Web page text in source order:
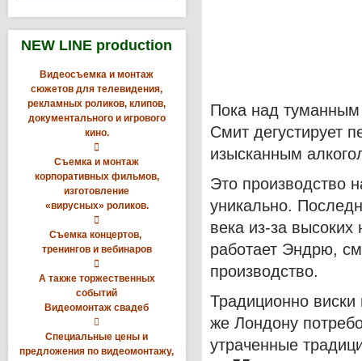
NEW LINE production
Видеосъемка и монтаж
сюжетов для телевидения,
рекламных роликов, клипов,
документального и игрового
кино.

Съемка и монтаж
корпоративных фильмов,
изготовление
«вирусных» роликов.

Съемка концертов,
тренингов и вебинаров

А также торжественных
событий
Видеомонтаж свадеб

Специальные цены и
предложения по видеомонтажу,
Пока над
Смит дегустирует
изысканным
Это производство
уникально.
века из-за
работает Эндрю,
производство.
Традиционно
же Лондону
утраченные